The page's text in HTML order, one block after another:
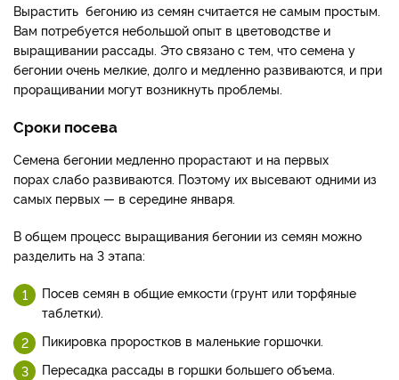
Вырастить бегонию из семян считается не самым простым.
Вам потребуется небольшой опыт в цветоводстве и
выращивании рассады. Это связано с тем, что семена у
бегонии очень мелкие, долго и медленно развиваются, и при
проращивании могут возникнуть проблемы.
Сроки посева
Семена бегонии медленно прорастают и на первых
порах слабо развиваются. Поэтому их высевают одними из
самых первых — в середине января.
В общем процесс выращивания бегонии из семян можно
разделить на 3 этапа:
Посев семян в общие емкости (грунт или торфяные
таблетки).
Пикировка проростков в маленькие горшочки.
Пересадка рассады в горшки большего объема.